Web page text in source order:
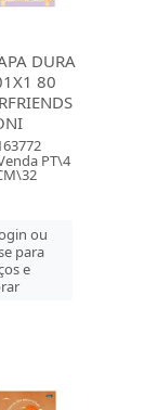
DURA
80
PT\4
ou
para
e